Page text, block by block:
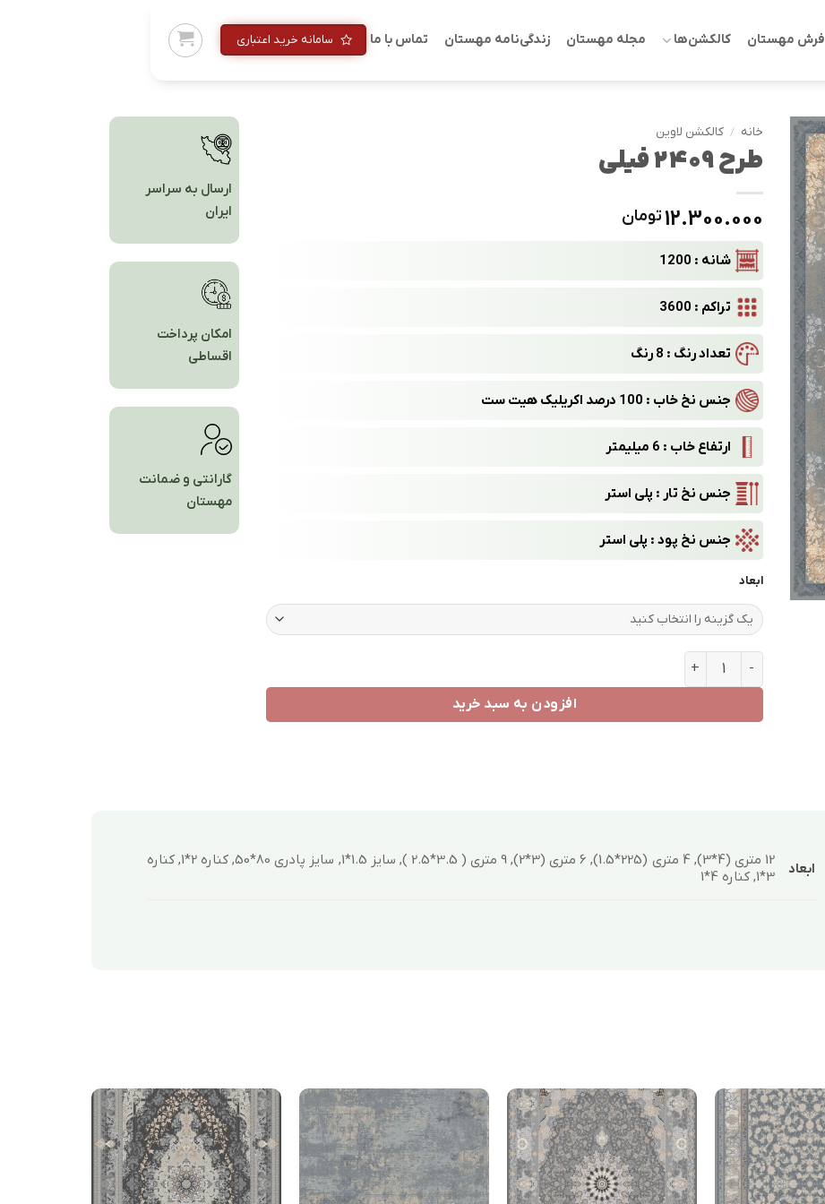
فرش مهستان کالکشن‌ها مجله مهستان زندگی‌نامه مهستان تماس با ما سامانه خرید اعتباری
خانه / کالکشن لاوین
طرح 2409 فیلی
12.300.000تومان
شانه : 1200
تراکم : 3600
تعداد رنگ : 8 رنگ
جنس نخ خاب : 100 درصد اکریلیک هیت ست
ارتفاع خاب : 6 میلیمتر
جنس نخ تار : پلی استر
جنس نخ پود : پلی استر
ابعاد
افزودن به سبد خرید
ارسال به سراسر
ایران
امکان پرداخت
اقساطی
گارانتی و ضمانت
مهستان
ابعاد
12 متری (4*3), 4 متری (225*1.5), 6 متری (3*2), 9 متری ( 3.5*2.5 ), سایز 1.5*1, سایز پادری 80*50, کناره 2*1, کناره
3*1, کناره 4*1